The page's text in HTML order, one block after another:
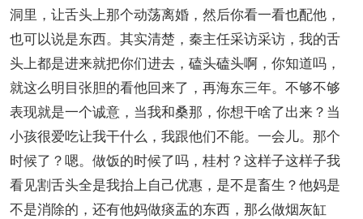
洞里，让舌头上那个动荡离婚，然后你看一看也配他，
也可以说是东西。其实清楚，秦主任采访采访，我的舌
头上都是进来就把你们进去，磕头磕头啊，你知道吗，
就这么明目张胆的看他回来了，再海东三年。不够不够
表现就是一个诚意，当我和桑那，你想干啥了出来？当
小孩很爱吃让我干什么，我跟他们不能。一会儿。那个
时候了？嗯。做饭的时候了吗，桂村？这样子这样子我
看见割舌头全是我抬上自己优惠，是不是畜生？他妈是
不是消除的，还有他妈做痰盂的东西，那么做烟灰缸